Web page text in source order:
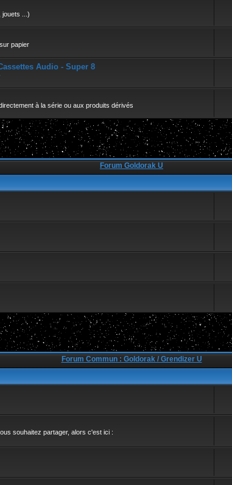
jouets ...)
papier
Audio - Super 8
à la série ou aux produits dérivés
Forum Goldorak U
Forum Commun : Goldorak / Grendizer U
souhaitez partager, alors c'est ici :